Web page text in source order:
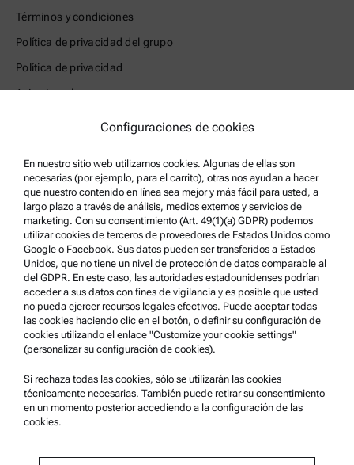
Términos y condiciones
Política de privacidad del grupo
Política de privacidad
Aviso Legal
Sistema de denuncia de irregularidades
Asistencia para el producto
Anton Paar Certified Service
Declaración de seguridad
Centros técnicos Anton Paar
Comuníquese con nosotros
Información de la empresa
Empresa
Noticias
Relaciones públicas
Conviértase en proveedor
Configuraciones de cookies
En nuestro sitio web utilizamos cookies. Algunas de ellas son
necesarias (por ejemplo, para el carrito), otras nos ayudan a hacer
que nuestro contenido en línea sea mejor y más fácil para usted, a
largo plazo a través de análisis, medios externos y servicios de
marketing. Con su consentimiento (Art. 49(1)(a) GDPR) podemos
utilizar cookies de terceros de proveedores de Estados Unidos como
Google o Facebook. Sus datos pueden ser transferidos a Estados
Unidos, que no tiene un nivel de protección de datos comparable al
del GDPR. En este caso, las autoridades estadounidenses podrían
acceder a sus datos con fines de vigilancia y es posible que usted
no pueda ejercer recursos legales efectivos. Puede aceptar todas
las cookies haciendo clic en el botón, o definir su configuración de
cookies utilizando el enlace "Customize your cookie settings"
(personalizar su configuración de cookies).
Si rechaza todas las cookies, sólo se utilizarán las cookies
técnicamente necesarias. También puede retirar su consentimiento
en un momento posterior accediendo a la configuración de las
cookies.